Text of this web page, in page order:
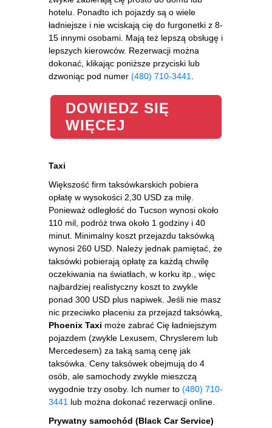
hotelu. Ponadto ich pojazdy są o wiele
ładniejsze i nie wciskają cię do furgonetki z 8-
15 innymi osobami. Mają też lepszą obsługę i
lepszych kierowców. Rezerwacji można
dokonać, klikając poniższe przyciski lub
dzwoniąc pod numer (480) 710-3441
DOWIEDZ SIĘ
WIĘCEJ
Taxi
Większość firm taksówkarskich pobiera
opłatę w wysokości 2,30 USD za milę.
Ponieważ odległość do Tucson wynosi około
110 mil, podróż trwa około 1 godziny i 40
minut. Minimalny koszt przejazdu taksówką
wynosi 260 USD. Należy jednak pamiętać, że
taksówki pobierają opłatę za każdą chwilę
oczekiwania na światłach, w korku itp., więc
najbardziej realistyczny koszt to zwykle
ponad 300 USD plus napiwek. Jeśli nie masz
nic przeciwko płaceniu za przejazd taksówką,
Phoenix Taxi może zabrać Cię ładniejszym
pojazdem (zwykle Lexusem, Chryslerem lub
Mercedesem) za taką samą cenę jak
taksówka. Ceny taksówek obejmują do 4
osób, ale samochody zwykle mieszczą
wygodnie trzy osoby. Ich numer to (480) 710-
3441 lub można dokonać rezerwacji online.
Prywatny samochód (Black Car Service)